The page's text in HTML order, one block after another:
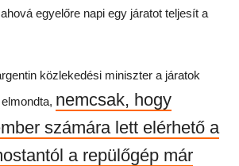
egyelőre napi egy járatot teljesít a
közlekedési miniszter a járatok
nemcsak, hogy
számára lett elérhető a
a repülőgép már